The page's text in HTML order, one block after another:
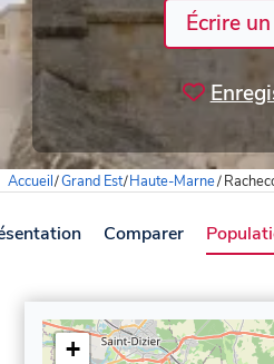
Écrire
Accueil/Grand Est/Haute-Marne/
Comparer
+